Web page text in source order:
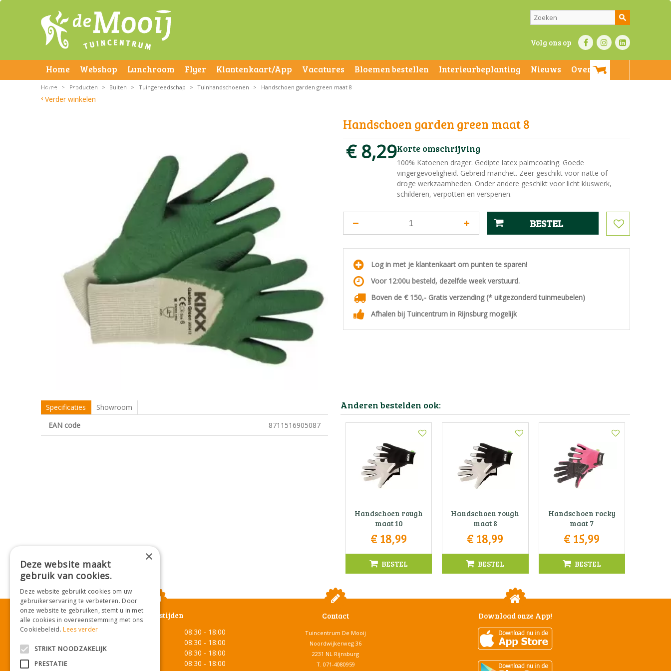
Volg ons op
Home Webshop Lunchroom Flyer Klantenkaart/App Vacatures Bloemen bestellen Interieurbeplanting Nieuws
Over ons
Contact
Home > Producten > Buiten > Tuingereedschap > Tuinhandschoenen > Handschoen garden green maat 8
Verder winkelen
Handschoen garden green maat 8
€ 8,29Korte omschrijving
100% Katoenen drager. Gedipte latex palmcoating. Goede
vingergevoeligheid. Gebreid manchet. Zeer geschikt voor natte of
droge werkzaamheden. Onder andere geschikt voor licht kluswerk,
schilderen, verpotten en verspenen.
Log in met je klantenkaart om punten te sparen!
Voor 12:00u besteld, dezelfde week verstuurd.
Boven de € 150,- Gratis verzending (* uitgezonderd tuinmeubelen)
Afhalen bij Tuincentrum in Rijnsburg mogelijk
Specificaties
Showroom
EAN code
8711516905087
Anderen bestelden ook:
Handschoen rough
maat 10
€ 18,99
BESTEL
Handschoen rough
maat 8
€ 18,99
BESTEL
Handschoen rocky
maat 7
€ 15,99
BESTEL
Openingstijden
Maandag
08:30 - 18:00
08:30 - 18:00
Woensdag
08:30 - 18:00
08:30 - 18:00
Contact
Tuincentrum De Mooij
Noordwijkerweg 36
2231 NL Rijnsburg
T. 071-4080959
Download onze App!
×
Deze website maakt
gebruik van cookies.
Deze website gebruikt cookies om uw
gebruikerservaring te verbeteren. Door
onze website te gebruiken, stemt u in met
alle cookies in overeenstemming met ons
Cookiebeleid.Lees verder
STRIKT NOODZAKELIJK
PRESTATIE